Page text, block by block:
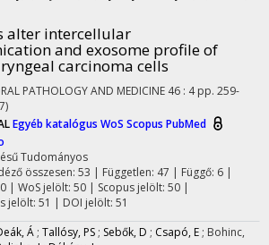
alter intercellular
and exosome profile of
carcinoma cells
PATHOLOGY AND MEDICINE 46 : 4 pp. 259-
Egyéb katalógus WoS Scopus PubMed
Tudományos
összesen: 53 | Független: 47 | Függő: 6 |
| WoS jelölt: 50 | Scopus jelölt: 50 |
jelölt: 51 | DOI jelölt: 51
Á ; Tallósy, PS ; Sebők, D ; Csapó, E ; Bohinc,